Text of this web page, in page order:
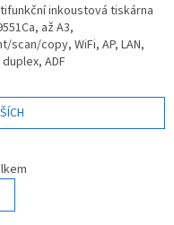
inkoustová tiskárna
až A3,
scan/copy, WiFi, AP, LAN,
ADF